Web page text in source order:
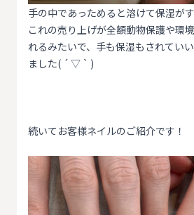
手の中であっためると溶けて保湿が
これの売り上げが全額動物保護や環
れるみたいで、手も保湿もされてい
ました( ´ ▽ ` )
続いてお客様ネイルのご紹介です！